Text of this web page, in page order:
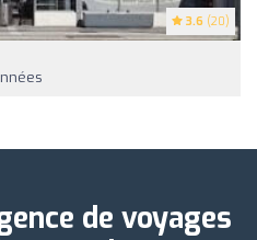
3.6 (20)
de voyages